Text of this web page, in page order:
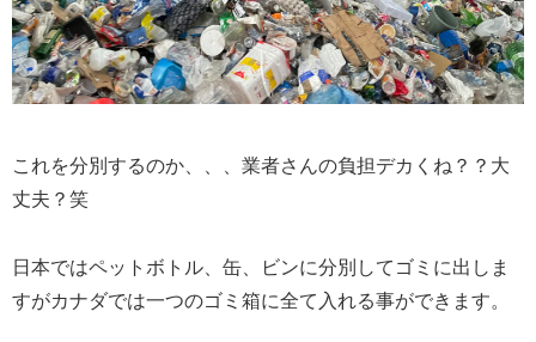
これを分別するのか、、、業者さんの負担デカくね？？大
丈夫？笑
日本ではペットボトル、缶、ビンに分別してゴミに出しま
すがカナダでは一つのゴミ箱に全て入れる事ができます。